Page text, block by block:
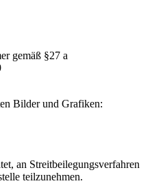
gemäß §27 a
Bilder und Grafiken:
an Streitbeilegungsverfahren
teilzunehmen.